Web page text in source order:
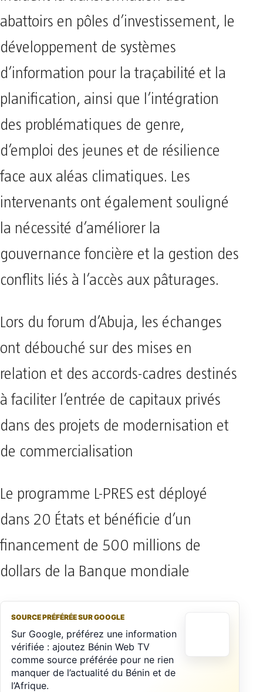
abattoirs en pôles d’investissement, le
développement de systèmes
d’information pour la traçabilité et la
planification, ainsi que l’intégration
des problématiques de genre,
d’emploi des jeunes et de résilience
face aux aléas climatiques. Les
intervenants ont également souligné
la nécessité d’améliorer la
gouvernance foncière et la gestion des
conflits liés à l’accès aux pâturages.
Lors du forum d’Abuja, les échanges
ont débouché sur des mises en
relation et des accords-cadres destinés
à faciliter l’entrée de capitaux privés
dans des projets de modernisation et
de commercialisation
Le programme L-PRES est déployé
dans 20 États et bénéficie d’un
financement de 500 millions de
dollars de la Banque mondiale
SOURCE PRÉFÉRÉE SUR GOOGLE
Sur Google, préférez une information
vérifiée : ajoutez Bénin Web TV
comme source préférée pour ne rien
manquer de l’actualité du Bénin et de
l’Afrique.